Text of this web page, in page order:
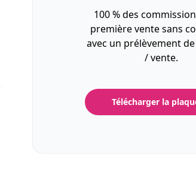
100 % des
première vente sans
avec un prélèvement de
/ vente.
Télécharger la